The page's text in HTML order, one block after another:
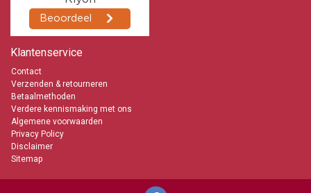
Klantenservice
Contact
Verzenden & retourneren
Betaalmethoden
Verdere kennismaking met ons
Algemene voorwaarden
Privacy Policy
Disclaimer
Sitemap